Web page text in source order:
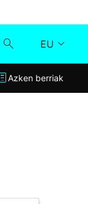
EU
Klisk
Azken berriak
Azken berriak